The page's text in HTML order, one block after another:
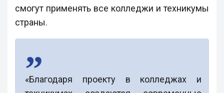
смогут применять все колледжи и техникумы
страны.
«Благодаря проекту в колледжах и